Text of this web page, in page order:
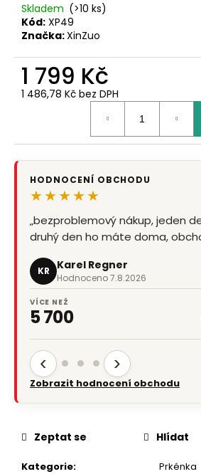
Skladem (>10 ks)
Kód: XP49
Značka:XinZuo
1 799 Kč
1 486,78 Kč bez DPH
HODNOCENÍ OBCHODU
★★★★★
„bezproblemový nákup, jeden
druhý den ho máte doma,
KR Karel Regner
Hodnoceno 7.8.2026
VÍCE NEŽ
5 700
‹ ›
Zobrazit hodnocení obchodu
Kategorie:
Prkénka
Zeptat se Hlídat
u
e
m
e